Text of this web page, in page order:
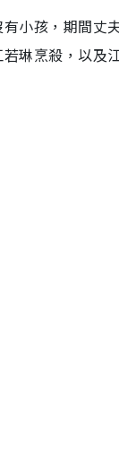
小孩，期間丈
琳烹殺，以及